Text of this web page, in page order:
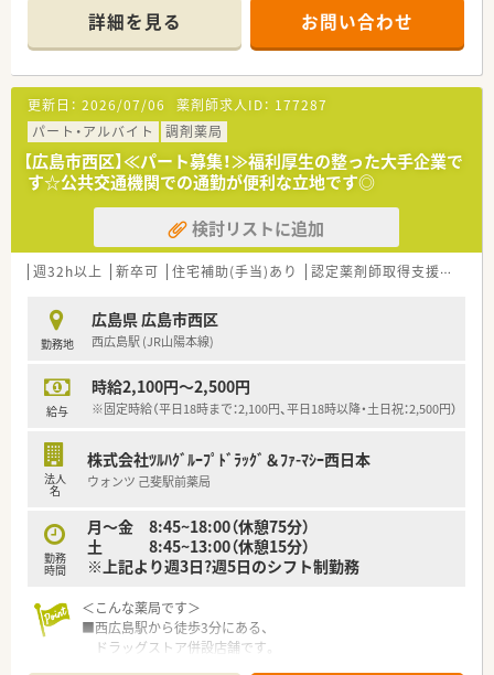
■ブルーとホワイトを基調とした、明るく清潔感のある待合スペ
ースです。
■投薬口は2台ございます。
しっかりとした仕切りもございますので、
患者様のプライバシーも守りつつ、ゆっくりお話できます。
■キッズスペースも完備しています。
■血圧計や血管年齢の測定も出来るコーナーもあり、
薬以外の面からも患者様の健康をサポートしています。
■調剤室は広々としており、設備も充実しています。
業務効率を上げる為にも、整理整頓されています。
※配属店舗は面接次第の決定となります。
＜設備も充実＞
■監査システムなどの調剤設備も導入しており、
機械化を進める事により、効率よいお仕事が可能となります。
■在宅にも注力をしている店舗のため、
無菌調剤室も完備している店舗です。
＜業務内容＞
■外来は広域対応で、在宅に注力している店舗です。
＜研修制度＞
■充実した研修フォロー体制も好評です。
会社からのバックアップがございます。
＜法人特徴＞
ドラッグストア・調剤薬局を運営する企業です。
ドラッグストアとして売上・利益・店舗数共に業界トップクラ
スです。
詳細を見る お問い合わせ
更新日： 2026/07/06 薬剤師求人ID： 177287
パート・アルバイト
調剤薬局
【広島市西区】≪パート募集！≫福利厚生の整った大手企業で
す☆公共交通機関での通勤が便利な立地です◎
検討リストに追加
週32h以上 新卒可 住宅補助(手当)あり 認定薬剤師取得支援あり
勤務地
広島県 広島市西区
西広島駅 (JR山陽本線)
給与
時給2,100円～2,500円
※固定時給（平日18時まで：2,100円、平日18時以降・土日祝：2,500円）
法人
名
株式会社ﾂﾙﾊｸﾞﾙｰﾌﾟﾄﾞﾗｯｸﾞ＆ﾌｧ-ﾏｼｰ西日本
ウォンツ 己斐駅前薬局
勤務
時間
月～金 8:45~18:00（休憩75分）
土 8:45~13:00（休憩15分）
※上記より週3日?週5日のシフト制勤務
＜こんな薬局です＞
■西広島駅から徒歩3分にある、
ドラッグストア併設店舗です。